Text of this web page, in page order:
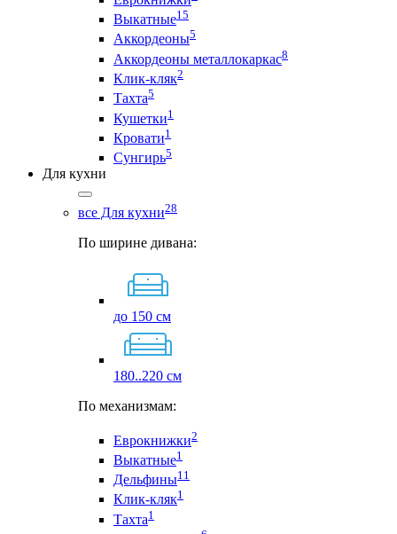
Выкатные15
Аккордеоны5
Аккордеоны металлокаркас8
Клик-кляк2
Тахта5
Кушетки1
Кровати1
Сунгирь5
Для кухни
все Для кухни28
По ширине дивана:
до 150 см
180..220 см
По механизмам:
Еврокнижки2
Выкатные1
Дельфины11
Клик-кляк1
Тахта1